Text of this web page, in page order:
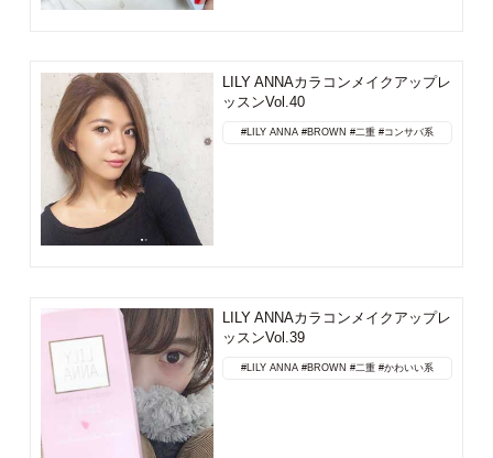
LILY ANNAカラコンメイクアップレ
ッスンVol.40
#LILY ANNA #BROWN #二重 #コンサバ系
LILY ANNAカラコンメイクアップレ
ッスンVol.39
#LILY ANNA #BROWN #二重 #かわいい系